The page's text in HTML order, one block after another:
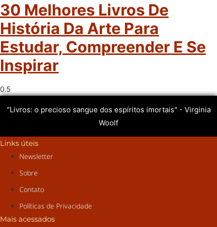
30 Melhores Livros De
História Da Arte Para
Estudar, Compreender E Se
Inspirar
"Livros: o precioso sangue dos espíritos imortais" - Virginia
Woolf
Links úteis
Newsletter
Sobre
Contato
Políticas de Privacidade
Mais acessados